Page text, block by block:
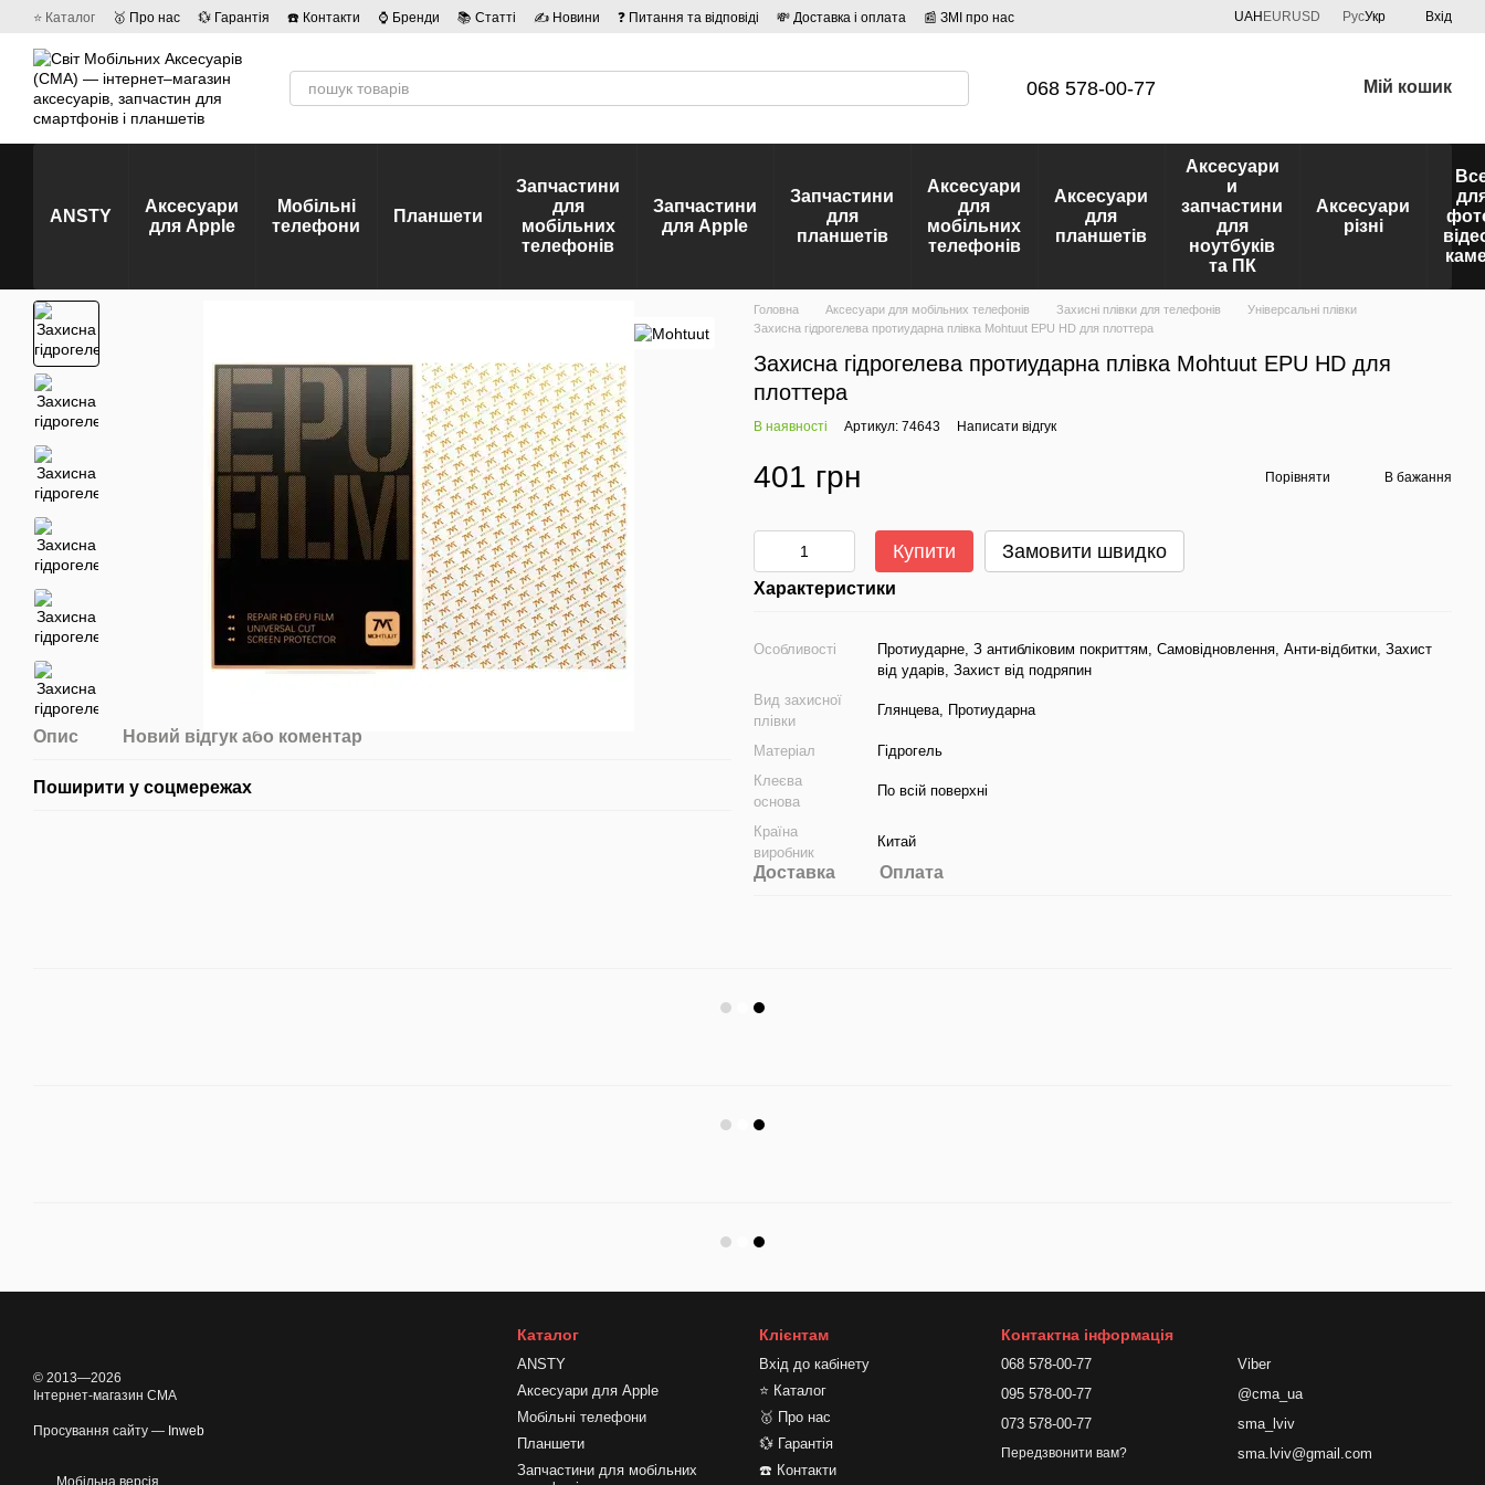
Перейти до основного контенту
⭐ Каталог 🥇 Про нас 💱 Гарантія ☎️ Контакти ⌚ Бренди 📚 Статті ✍ Новини ❓ Питання та відповіді 💸 Доставка і оплата
📰 ЗМІ про нас
UAH EURUSD РусУкр Вхід
068 578-00-77 Мій кошик
ANSTY
Аксесуари
для Apple
Мобільні
телефони
Планшети
Запчастини
для
мобільних
телефонів
Запчастини
для Apple
Запчастини
для
планшетів
Аксесуари
для
мобільних
телефонів
Аксесуари
для
планшетів
Аксесуари
и
запчастини
для
ноутбуків
та ПК
Аксесуари
різні
Опис Новий відгук або коментар
Поширити у соцмережах
Головна Аксесуари для мобільних телефонів Захисні плівки для телефонів
Універсальні плівки
Захисна гідрогелева протиударна плівка Mohtuut EPU HD для плоттера
Захисна гідрогелева протиударна плівка Mohtuut EPU HD для
плоттера
В наявності Артикул: 74643 Написати відгук
401 грн Порівняти В бажання
Купити Замовити швидко
Характеристики
Особливості
Протиударне, З антибліковим покриттям, Самовідновлення, Анти-відбитки, Захист
від ударів, Захист від подряпин
Вид захисної
плівки
Глянцева, Протиударна
Матеріал
Гідрогель
Клеєва
основа
По всій поверхні
Країна
виробник
Китай
Доставка Оплата
© 2013—2026
Інтернет-магазин CMA
Просування сайту — Inweb
Мобільна версія
Каталог
ANSTY
Аксесуари для Apple
Мобільні телефони
Планшети
Запчастини для мобільних
Клієнтам
Вхід до кабінету
⭐ Каталог
🥇 Про нас
💱 Гарантія
☎️ Контакти
Контактна інформація
068 578-00-77
095 578-00-77
073 578-00-77
Передзвонити вам?
Viber
@cma_ua
sma_lviv
sma.lviv@gmail.com